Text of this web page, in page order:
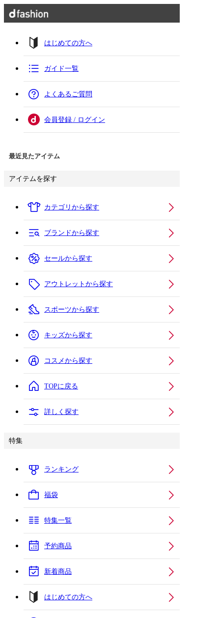
はじめての方へ
ガイド一覧
よくあるご質問
会員登録 / ログイン
最近見たアイテム
アイテムを探す
カテゴリから探す
ブランドから探す
セールから探す
アウトレットから探す
スポーツから探す
キッズから探す
コスメから探す
TOPに戻る
詳しく探す
特集
ランキング
福袋
特集一覧
予約商品
新着商品
はじめての方へ